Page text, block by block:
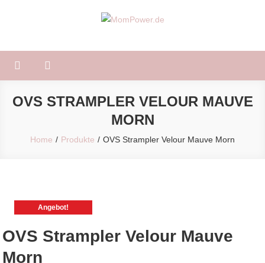
OVS STRAMPLER VELOUR MAUVE
MORN
Home Produkte OVS Strampler Velour Mauve Morn
Angebot!
OVS Strampler Velour Mauve
Morn